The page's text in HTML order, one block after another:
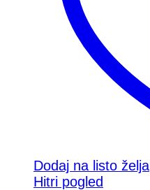
Dodaj na listo želja
Hitri pogled